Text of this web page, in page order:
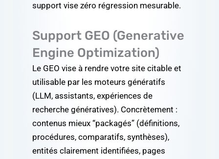
support vise zéro régression mesurable.
Support GEO (Generative
Engine Optimization)
Le GEO vise à rendre votre site citable et
utilisable par les moteurs génératifs
(LLM, assistants, expériences de
recherche génératives). Concrètement :
contenus mieux “packagés” (définitions,
procédures, comparatifs, synthèses),
entités clairement identifiées, pages